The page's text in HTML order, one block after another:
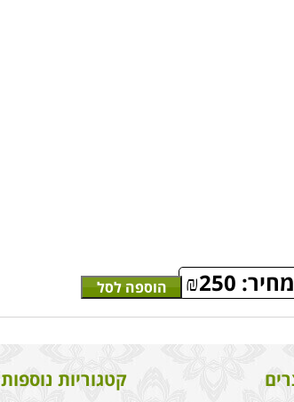
מחיר: ₪250 הוספה לסל
קטגוריות נוספות